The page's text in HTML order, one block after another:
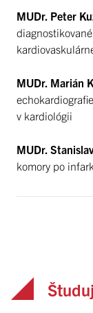
MUDr. Peter
MUDr. Marián
v kardiológii
MUDr.
komory po